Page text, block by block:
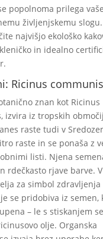
popolnoma prilega
življenjskemu
najvišjo ekološko
in idealno
Ricinus communis
znan kot Ricinus
izvira iz tropskih
raste tudi v
raste in se ponaša z
listi. Njena
rdečkasto rjave barve.
za simbol zdravljenja
se pridobiva iz semen,
– le s stiskanjem
olje. Organska